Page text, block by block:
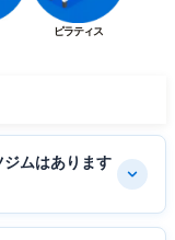
ピラティス
ムはあります